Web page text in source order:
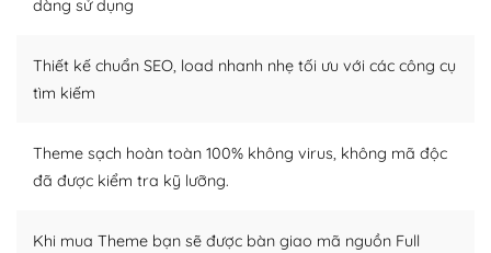
– Sở hữu một cộng đồng lớn, sẵn sàng hỗ trợ
khổng lồ được kiểm duyệt bởi các nhân viên và những
người cuồng tín WordPress.
kiếm những cộng đồng WordPress, họ sẽ giúp bạn trả
dàng sử dụng
Thiết kế chuẩn SEO, load nhanh nhẹ tối ưu với các công cụ
tìm kiếm
Theme sạch hoàn toàn 100% không virus, không mã độc
đã được kiểm tra kỹ lưỡng.
Khi mua Theme bạn sẽ được bàn giao mã nguồn Full